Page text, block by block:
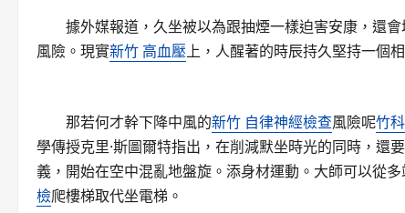
據外媒報道，久坐被以為跟抽煙一樣迫害安康，還會
風險。現實新竹 高血壓上，人醒著的時辰持久堅持一個
那若何才幹下降中風的新竹 自律神經檢查風險呢竹
學傳授克里·斯圖爾特指出，在削減默坐時光的同時，還
義，開始在空中混亂地盤旋。添身材運動。大師可以從多
檢爬樓梯取代坐電梯。